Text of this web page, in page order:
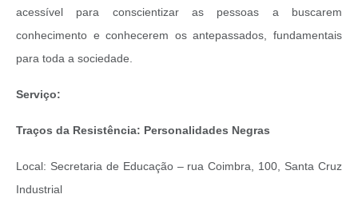
acessível para conscientizar as pessoas a buscarem
conhecimento e conhecerem os antepassados, fundamentais
para toda a sociedade.
Serviço:
Traços da Resistência: Personalidades Negras
Local: Secretaria de Educação – rua Coimbra, 100, Santa Cruz
Industrial